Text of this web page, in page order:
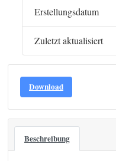
Erstellungsdatum
Zuletzt aktualisiert
Download
Beschreibung